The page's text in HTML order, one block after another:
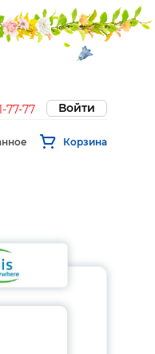
77-77 Войти
Корзина